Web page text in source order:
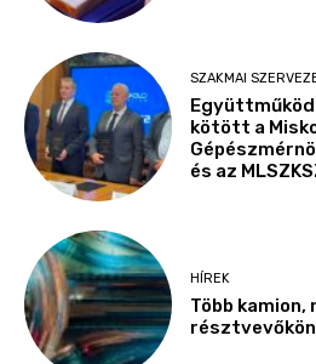
SZAKMAI
kötött a
és az
HÍREK
Több kamion,